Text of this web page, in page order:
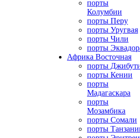
порты
Колумбии
порты Перу
порты Уругвая
порты Чили
порты
Африка Восточная
порты
порты Кении
порты
Мадагаскара
порты
Мозамбика
порты Сомали
порты